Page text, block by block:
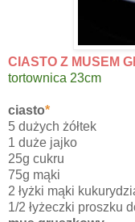
CIASTO Z MUSEM
tortownica 23cm
ciasto*
5 dużych żółtek
1 duże jajko
25g cukru
75g mąki
2 łyżki mąki
1/2 łyżeczki proszku